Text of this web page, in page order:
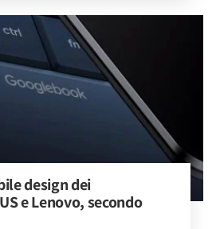
design dei
e Lenovo, secondo